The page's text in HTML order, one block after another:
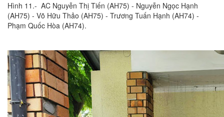
Hình 11.- AC Nguyễn Thị Tiến (AH75) - Nguyễn Ngọc Hạnh
(AH75) - Võ Hữu Thảo (AH75) - Trương Tuấn Hạnh (AH74) -
Phạm Quốc Hòa (AH74).